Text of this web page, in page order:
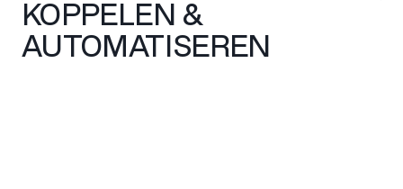
KOPPELEN &
AUTOMATISEREN